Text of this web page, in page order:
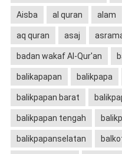
Aisba al quran alam
aq quran asaj
badan wakaf Al-Qur'an
balikapapan balikpapa
balikpapan barat
balikpapan tengah
balikpapanselatan